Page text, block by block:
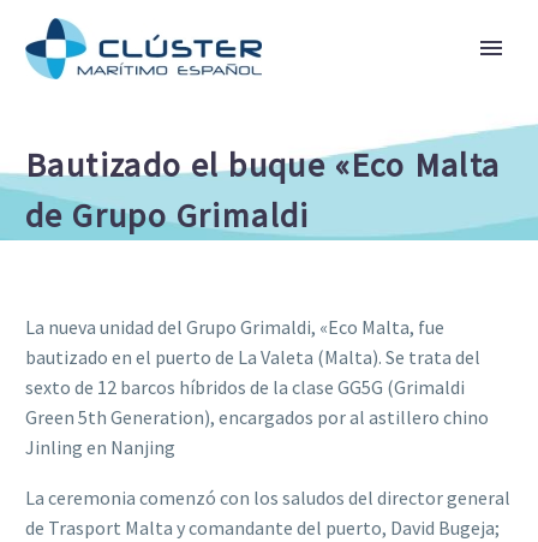
Bautizado el buque «Eco Malta
de Grupo Grimaldi
La nueva unidad del Grupo Grimaldi, «Eco Malta, fue
bautizado en el puerto de La Valeta (Malta). Se trata del
sexto de 12 barcos híbridos de la clase GG5G (Grimaldi
Green 5th Generation), encargados por al astillero chino
Jinling en Nanjing
La ceremonia comenzó con los saludos del director general
de Trasport Malta y comandante del puerto, David Bugeja;